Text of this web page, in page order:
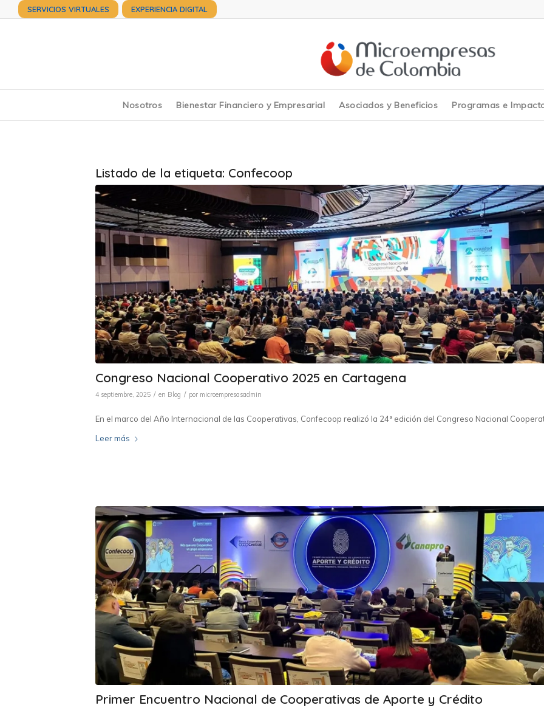
SERVICIOS VIRTUALES EXPERIENCIA DIGITAL
Nosotros Bienestar Financiero y Empresarial Asociados y Beneficios Programas e
Listado de la etiqueta: Confecoop
Congreso Nacional Cooperativo 2025 en Cartagena
4 septiembre, 2025 / en Blog / por microempresasadmin
En el marco del Año Internacional de las Cooperativas, Confecoop realizó la 24ª edición del Congreso Nacional
Leer más
Primer Encuentro Nacional de Cooperativas de Aporte y Crédito